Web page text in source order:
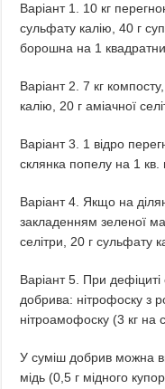
Варіант 1. 10 кг
сульфату калію, 40 г
борошна на 1
Варіант 2. 7 кг
калію, 20 г аміачної
Варіант 3. 1 відро
склянка попелу на 1 кв.
Варіант 4. Якщо на
закладенням зеленої
селітри, 20 г сульфату
Варіант 5. При дефіциті
добрива: нітрофоску з
нітроамофоску (3 кг на
У суміш добрив можна
мідь (0,5 г мідного